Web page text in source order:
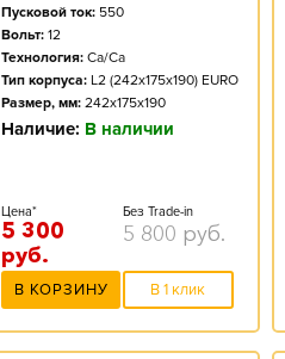
Пусковой ток: 550
Вольт: 12
Технология: Ca/Ca
Тип корпуса: L2 (242x175x190) EURO
Размер, мм: 242x175x190
Наличие: В наличии
Цена*
5 300
руб.
Без Trade-in
5 800 руб.
В КОРЗИНУ В 1 клик